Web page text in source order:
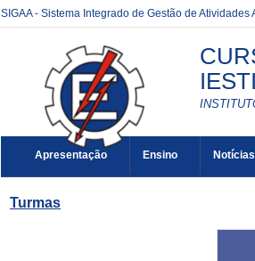
SIGAA - Sistema Integrado de Gestão de Atividades
IESTI
Apresentação Ensino Notícias
Turmas